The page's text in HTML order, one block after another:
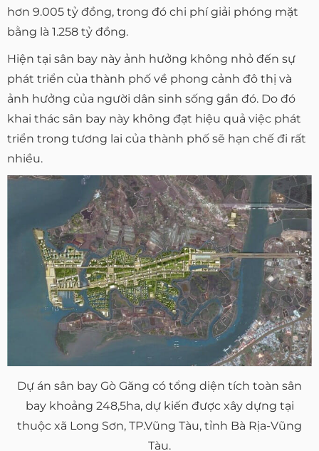
hơn 9.005 tỷ đồng, trong đó chi phí giải phóng mặt
bằng là 1.258 tỷ đồng.
Hiện tại sân bay này ảnh hưởng không nhỏ đến sự
phát triển của thành phố về phong cảnh đô thị và
ảnh hưởng của người dân sinh sống gần đó. Do đó
khai thác sân bay này không đạt hiệu quả việc phát
triển trong tương lai của thành phố sẽ hạn chế đi rất
nhiều.
Dự án sân bay Gò Găng có tổng diện tích toàn sân
bay khoảng 248,5ha, dự kiến được xây dựng tại
thuộc xã Long Sơn, TP.Vũng Tàu, tỉnh Bà Rịa-Vũng
Tàu.